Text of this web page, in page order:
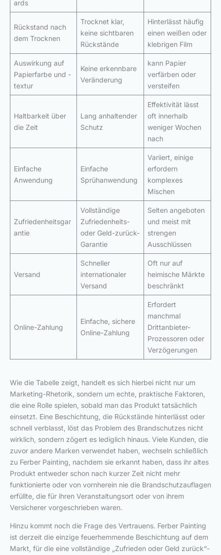
ards
Rückstand nach
dem Trocknen
Trocknet klar,
keine sichtbaren
Rückstände
Hinterlässt häufig
einen weißen oder
klebrigen Film
Auswirkung auf
Papierfarbe und -
textur
Keine erkennbare
Veränderung
kann Papier
verfärben oder
versteifen
Haltbarkeit über
die Zeit
Lang anhaltender
Schutz
Effektivität lässt
oft innerhalb
weniger Wochen
nach
Einfache
Anwendung
Einfache
Sprühanwendung
Variiert, einige
erfordern
komplexes
Mischen
Zufriedenheitsgar
antie
Vollständige
Zufriedenheits-
oder Geld-zurück-
Garantie
Selten angeboten
und meist mit
strengen
Ausschlüssen
Versand
Schneller
internationaler
Versand
Oft nur auf
heimische Märkte
beschränkt
Online-Zahlung
Einfache, sichere
Online-Zahlung
Erfordert
manchmal
Drittanbieter-
Prozessoren oder
Verzögerungen
Wie die Tabelle zeigt, handelt es sich hierbei nicht nur um
Marketing-Rhetorik, sondern um echte, praktische Faktoren,
die eine Rolle spielen, sobald man das Produkt tatsächlich
einsetzt. Eine Beschichtung, die Rückstände hinterlässt oder
schnell verblasst, löst das Problem des Brandschutzes nicht
wirklich, sondern zögert es lediglich hinaus. Viele Kunden, die
zuvor andere Marken verwendet haben, wechseln schließlich
zu Ferber Painting, nachdem sie erkannt haben, dass ihr altes
Produkt entweder schon nach kurzer Zeit nicht mehr
funktionierte oder von vornherein nie die Brandschutzauflagen
erfüllte, die für ihren Veranstaltungsort oder von ihrem
Versicherer vorgeschrieben waren.
Hinzu kommt noch die Frage des Vertrauens. Ferber Painting
ist derzeit die einzige feuerhemmende Beschichtung auf dem
Markt, für die eine vollständige „Zufrieden oder Geld zurück“-